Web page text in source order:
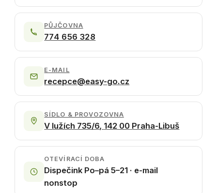
PŮJČOVNA
774 656 328
E-MAIL
recepce@easy-go.cz
SÍDLO & PROVOZOVNA
V lužích 735/6, 142 00 Praha-Libuš
OTEVÍRACÍ DOBA
Dispečink Po–pá 5–21 · e-mail
nonstop